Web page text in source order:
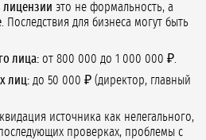
лицензии это не формальность, а
. Последствия для бизнеса могут быть
лица: от 800 000 до 1 000 000 ₽.
лиц: до 50 000 ₽ (директор, главный
источника как нелегального,
проверках, проблемы с